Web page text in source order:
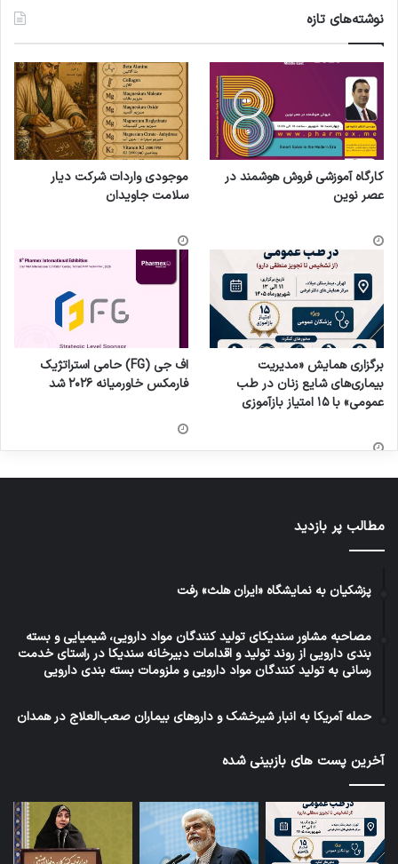
نوشته‌های تازه
کارگاه آموزشی فروش هوشمند در
عصر نوین
موجودی واردات شرکت دیار
سلامت جاویدان
برگزاری همایش «مدیریت
بیماری‌های شایع زنان در طب
عمومی» با ۱۵ امتیاز بازآموزی
اف جی (FG) حامی استراتژیک
فارمکس خاورمیانه ۲۰۲۶ شد
مطالب پر بازدید
پزشکیان به نمایشگاه «ایران هلث» رفت
مصاحبه مشاور سندیکای تولید کنندگان مواد دارویی، شیمیایی و بسته
بندی دارویی از روند تولید و اقدامات دبیرخانه سندیکا در راستای خدمت
رسانی به تولید کنندگان مواد دارویی و ملزومات بسته بندی دارویی
حمله آمریکا به انبار شیرخشک و داروهای بیماران صعب‌العلاج در همدان
آخرین پست های بازبینی شده